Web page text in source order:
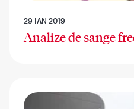
29 IAN 2019
Analize de sange